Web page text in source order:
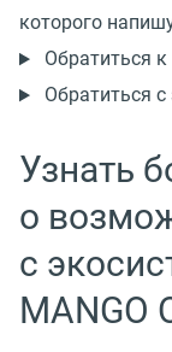
которого
Обратиться
Обратиться с
Узнать
о
с
MANGO